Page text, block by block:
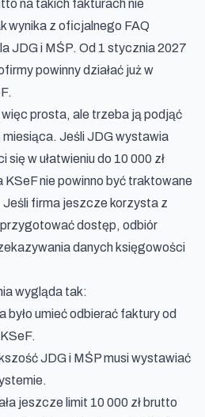
na takich fakturach nie
wynika z oficjalnego FAQ
JDG i MŚP. Od 1 stycznia 2027
powinny działać już w
prosta, ale trzeba ją podjąć
miesiąca. Jeśli JDG wystawia
się w ułatwieniu do 10 000 zł
nie powinno być traktowane
Jeśli firma jeszcze korzysta z
przygotować dostęp, odbiór
danych księgowości
wygląda tak:
było umieć odbierać faktury od
JDG i MŚP musi wystawiać
jeszcze limit 10 000 zł brutto